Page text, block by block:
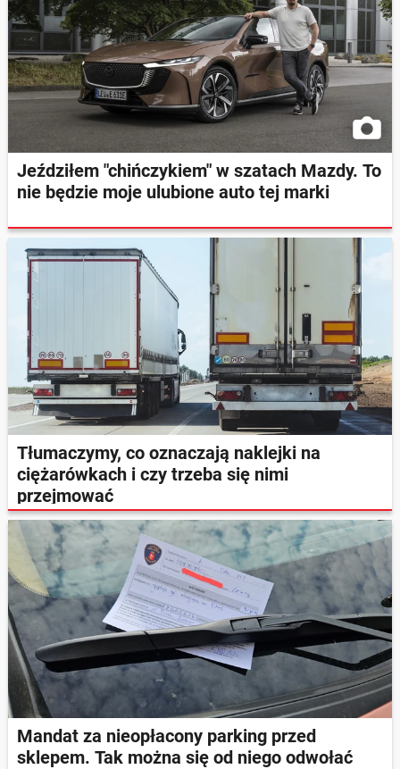
Jeździłem "chińczykiem" w szatach Mazdy. To
nie będzie moje ulubione auto tej marki
Tłumaczymy, co oznaczają naklejki na
ciężarówkach i czy trzeba się nimi
przejmować
Mandat za nieopłacony parking przed
sklepem. Tak można się od niego odwołać